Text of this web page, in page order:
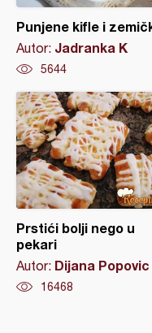
Punjene kifle i
Autor: Jadranka K
5644
Prstići bolji nego u
pekari
Autor: Dijana Popovic
16468